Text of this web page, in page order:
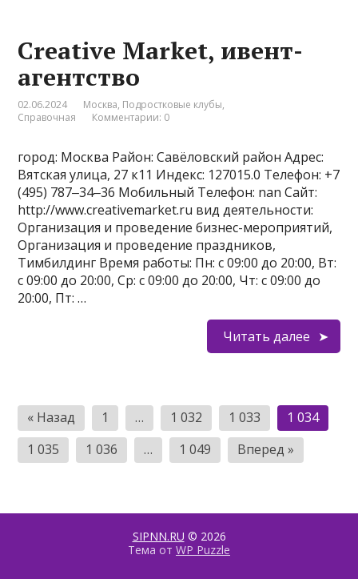
Creative Market, ивент-
агентство
02.06.2024 Москва, Подростковые клубы,
Справочная
Комментарии: 0
город: Москва Район: Савёловский район Адрес:
Вятская улица, 27 к11 Индекс: 127015.0 Телефон: +7
(495) 787‒34‒36 Мобильный Телефон: nan Сайт:
http://www.creativemarket.ru вид деятельности:
Организация и проведение бизнес-мероприятий,
Организация и проведение праздников,
Тимбилдинг Время работы: Пн: с 09:00 до 20:00, Вт:
с 09:00 до 20:00, Ср: с 09:00 до 20:00, Чт: с 09:00 до
20:00, Пт: …
Читать далее
Пагинация
записей
« Назад 1 … 1 032 1 033
1 034
1 035
1 036 … 1 049 Вперед »
SIPNN.RU © 2026
Тема от WP Puzzle